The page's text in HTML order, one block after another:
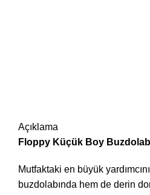
Açıklama
Floppy Küçük Boy
Mutfaktaki en büyük
buzdolabında hem de derin